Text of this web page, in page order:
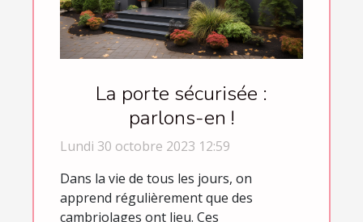
La porte sécurisée :
parlons-en !
Lundi 30 octobre 2023 12:59
Dans la vie de tous les jours, on
apprend régulièrement que des
cambriolages ont lieu. Ces